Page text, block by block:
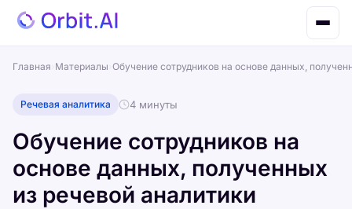
Главная Материалы Обучение сотрудников на основе данных,
Речевая аналитика 4 минуты
Обучение сотрудников на
основе данных, полученных
из речевой аналитики